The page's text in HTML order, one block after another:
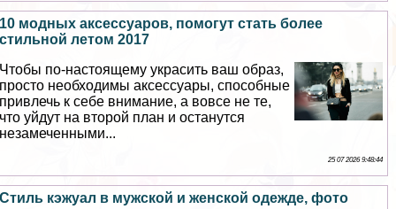
10 модных аксессуаров, помогут стать более
стильной летом 2017
Чтобы по-настоящему украсить ваш образ,
просто необходимы аксессуары, способные
привлечь к себе внимание, а вовсе не те,
что уйдут на второй план и останутся
незамеченными...
25 07 2026 9:48:44
Стиль кэжуал в мужской и женской одежде, фото